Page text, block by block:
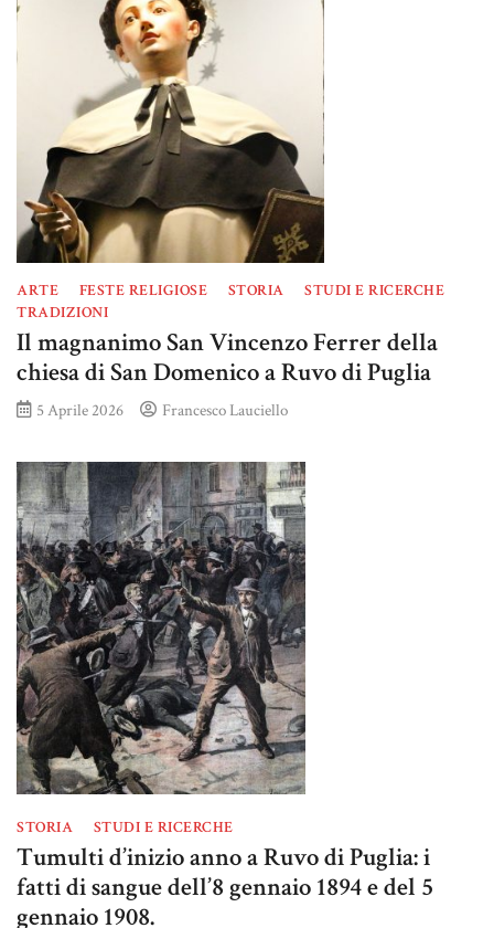
ARTE FESTE RELIGIOSE STORIA
STUDI E RICERCHE
TRADIZIONI
Il magnanimo San Vincenzo Ferrer della
chiesa di San Domenico a Ruvo di Puglia
5 Aprile 2026 Francesco Lauciello
STORIA STUDI E RICERCHE
Tumulti d’inizio anno a Ruvo di Puglia: i
fatti di sangue dell’8 gennaio 1894 e del 5
gennaio 1908.